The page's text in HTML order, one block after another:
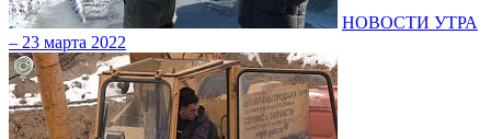
НОВОСТИ УТРА
– 23 марта 2022